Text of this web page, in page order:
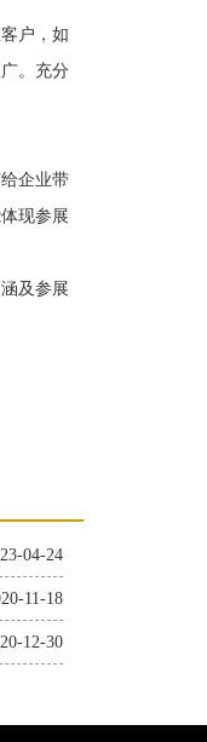
户，如
。充分
企业带
现参展
及参展
04-24
11-18
12-30